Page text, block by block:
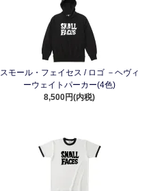
スモール・フェイセス / ロゴ －ヘヴィ
ーウェイトパーカー(4色)
8,500円(内税)